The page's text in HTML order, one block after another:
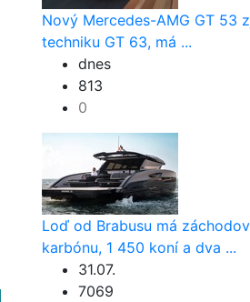
Nový Mercedes-AMG GT 53
techniku GT 63, má ...
dnes
813
0
Loď od Brabusu má
karbónu, 1 450 koní a dva ...
31.07.
7069